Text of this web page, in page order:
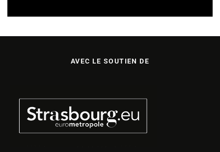
AVEC LE SOUTIEN DE